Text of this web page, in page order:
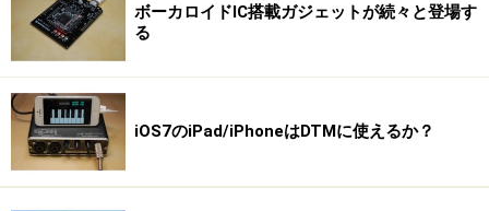
ボーカロイドIC搭載ガジェットが続々と登場す
る
iOS7のiPad/iPhoneはDTMに使えるか？